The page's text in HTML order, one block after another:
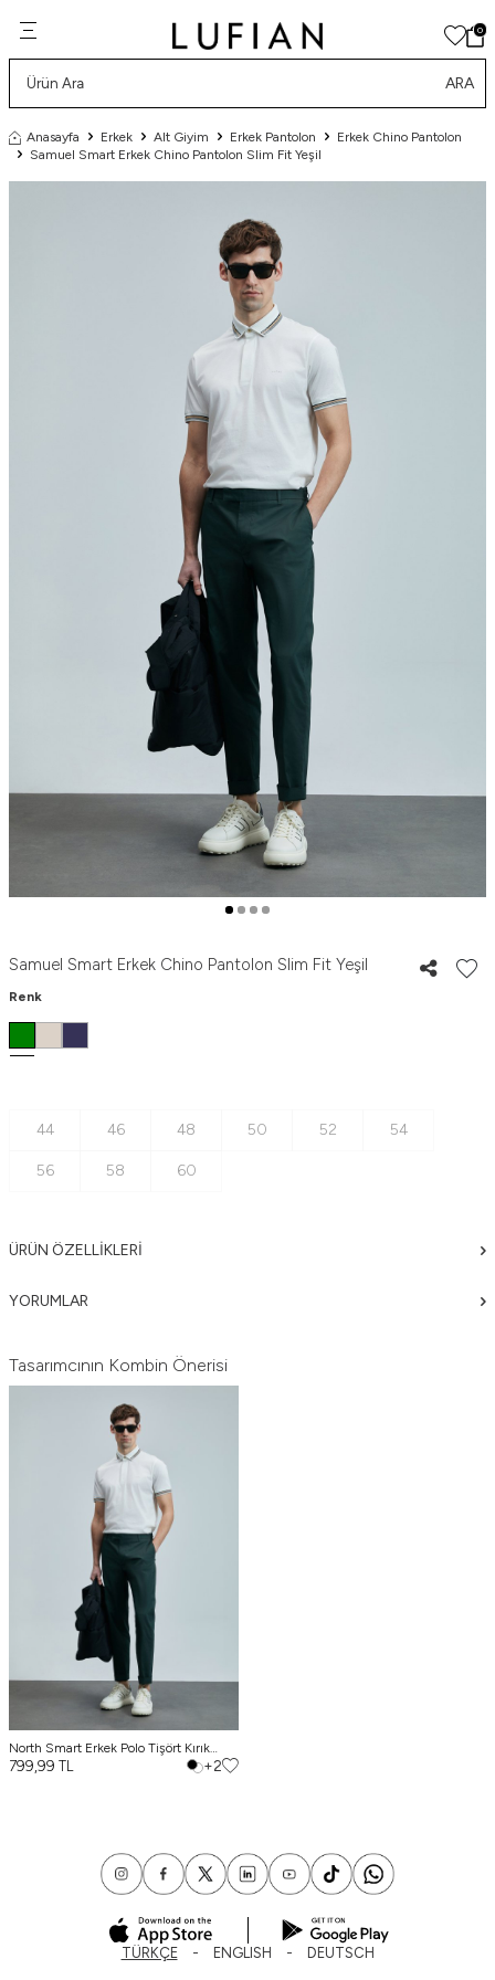
0
ARA
Anasayfa Erkek Alt Giyim Erkek Pantolon
Erkek Chino Pantolon
Samuel Smart Erkek Chino Pantolon Slim Fit Yeşil
Samuel Smart Erkek Chino Pantolon Slim Fit Yeşil
Renk
44 46 48 50 52 54
56 58 60
ÜRÜN ÖZELLIKLERI
YORUMLAR
Tasarımcının Kombin Önerisi
North Smart Erkek Polo Tişört Kırık
Beyaz
799,99 TL +2
TÜRKÇE ENGLISH DEUTSCH